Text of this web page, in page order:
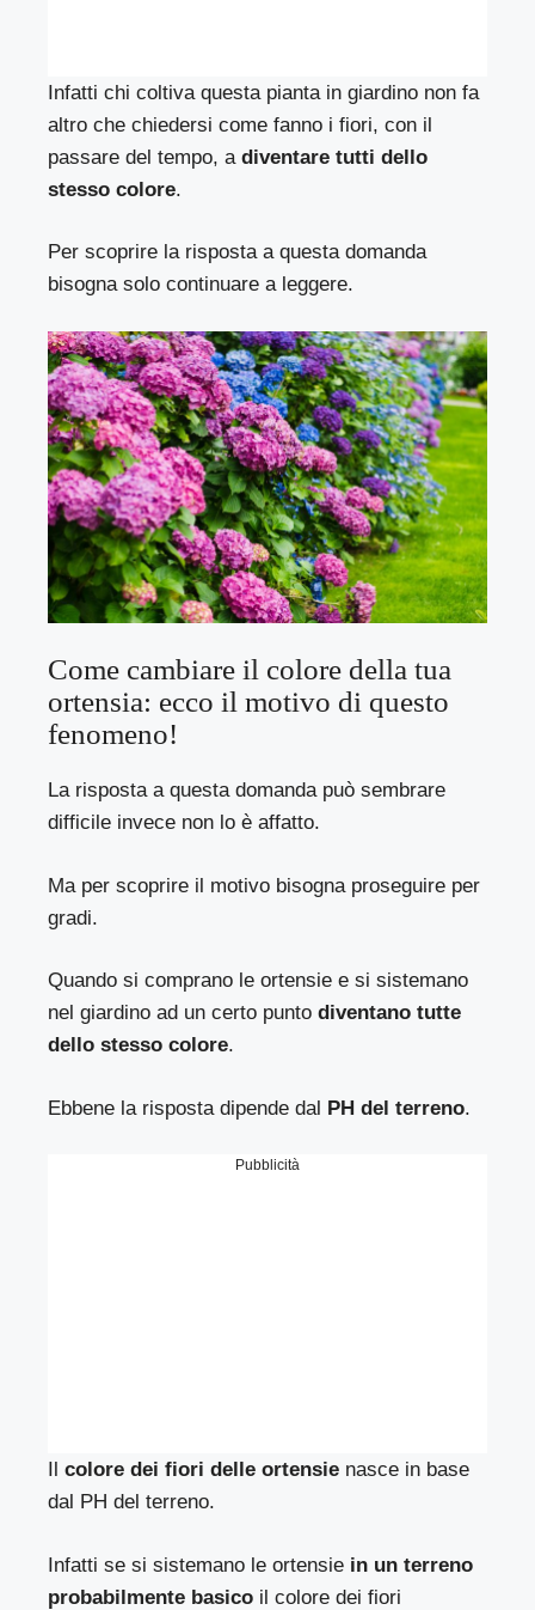
Infatti chi coltiva questa pianta in giardino non fa
altro che chiedersi come fanno i fiori, con il
passare del tempo, adiventare tutti dello
stesso colore.
Per scoprire la risposta a questa domanda
bisogna solo continuare a leggere.
Come cambiare il colore della tua
ortensia: ecco il motivo di questo
fenomeno!
La risposta a questa domanda può sembrare
difficile invece non lo è affatto.
Ma per scoprire il motivo bisogna proseguire per
gradi.
Quando si comprano le ortensie e si sistemano
nel giardino ad un certo puntodiventano tutte
dello stesso colore.
Ebbene la risposta dipende dal PH del terreno.
Pubblicità
Ilcolore dei fiori delle ortensie nasce in base
dal PH del terreno.
Infatti se si sistemano le ortensie in un terreno
probabilmente basico il colore dei fiori